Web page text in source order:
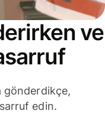
ve
gönderdikçe,
edin.